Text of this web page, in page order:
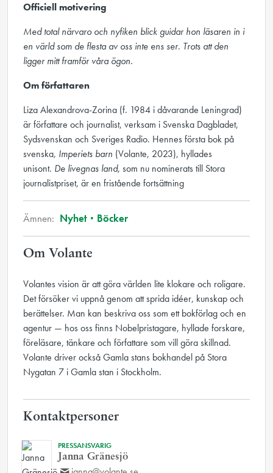
Officiell motivering
Med total närvaro och nyfiken blick guidar hon läsaren in i
en värld som de flesta av oss inte ens ser. Trots att den
ligger mitt framför våra ögon.
Om författaren
Liza Alexandrova-Zorina (f. 1984 i dåvarande Leningrad)
är författare och journalist, verksam i Svenska Dagbladet,
Sydsvenskan och Sveriges Radio. Hennes första bok på
svenska, Imperiets barn (Volante, 2023), hyllades
unisont. De livegnas land, som nu nominerats till Stora
journalistpriset, är en fristående fortsättning
Ämnen: Nyhet Böcker
Om Volante
Volantes vision är att göra världen lite klokare och roligare.
Det försöker vi uppnå genom att sprida idéer, kunskap och
berättelser. Man kan beskriva oss som ett bokförlag och en
agentur — hos oss finns Nobelpristagare, hyllade forskare,
föreläsare, tänkare och författare som vill göra skillnad.
Volante driver också Gamla stans bokhandel på Stora
Nygatan 7 i Gamla stan i Stockholm.
Kontaktpersoner
PRESSANSVARIG
Janna Gränesjö